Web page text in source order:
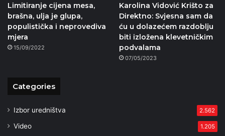
Limitiranje cijena mesa,
brašna, ulja je glupa,
populistička i neprovediva
mjera
15/09/2022
Karolina Vidović Krišto za
Direktno: Svjesna sam da
ću u dolazećem razdoblju
biti izložena klevetničkim
podvalama
07/05/2023
Categories
Izbor uredništva 2.562
Video 1.205